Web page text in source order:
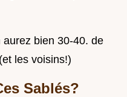
bien 30-40. de
les voisins!)
Sablés?